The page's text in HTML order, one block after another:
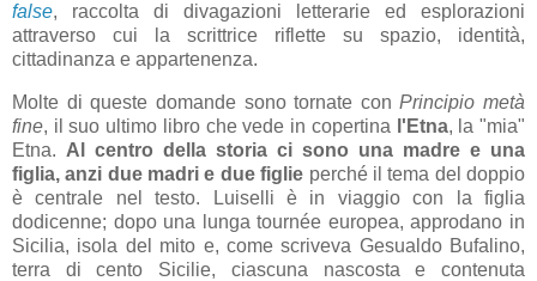
false, raccolta di divagazioni letterarie ed esplorazioni
attraverso cui la scrittrice riflette su spazio, identità,
cittadinanza e appartenenza.
Molte di queste domande sono tornate conPrincipio metà
fine, il suo ultimo libro che vede in copertina l'Etna, la "mia"
Etna. Al centro della storia ci sono una madre e una
figlia, anzi due madri e due figlie perché il tema del doppio
è centrale nel testo. Luiselli è in viaggio con la figlia
dodicenne; dopo una lunga tournée europea, approdano in
Sicilia, isola del mito e, come scriveva Gesualdo Bufalino,
terra di cento Sicilie, ciascuna nascosta e contenuta